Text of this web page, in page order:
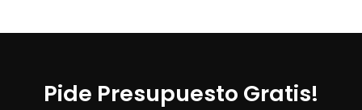
Pide Presupuesto Gratis!